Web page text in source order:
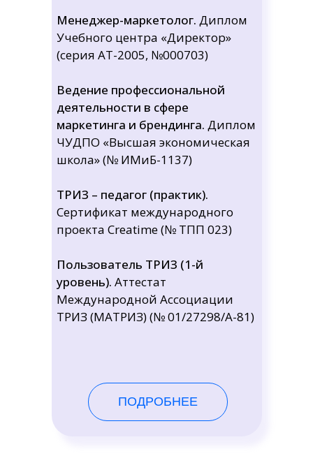
Менеджер-маркетолог. Диплом
Учебного центра «Директор»
(серия АТ-2005, №000703)
Ведение профессиональной
деятельности в сфере
маркетинга и брендинга. Диплом
ЧУДПО «Высшая экономическая
школа» (№ ИМиБ-1137)
ТРИЗ – педагог (практик).
Сертификат международного
проекта Creatime (№ ТПП 023)
Пользователь ТРИЗ (1-й
уровень). Аттестат
Международной Ассоциации
ТРИЗ (МАТРИЗ) (№ 01/27298/А-81)
ПОДРОБНЕЕ